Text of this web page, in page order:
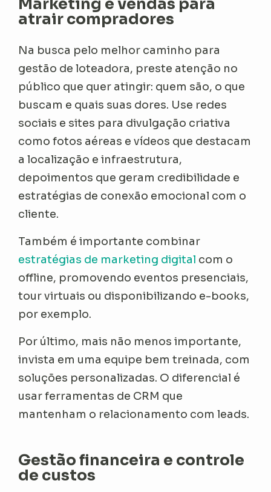
Marketing e vendas para
atrair compradores
Na busca pelo melhor caminho para
gestão de loteadora, preste atenção no
público que quer atingir: quem são, o que
buscam e quais suas dores. Use redes
sociais e sites para divulgação criativa
como fotos aéreas e vídeos que destacam
a localização e infraestrutura,
depoimentos que geram credibilidade e
estratégias de conexão emocional com o
cliente.
Também é importante combinar
estratégias de marketing digital com o
offline, promovendo eventos presenciais,
tour virtuais ou disponibilizando e-books,
por exemplo.
Por último, mais não menos importante,
invista em uma equipe bem treinada, com
soluções personalizadas. O diferencial é
usar ferramentas de CRM que
mantenham o relacionamento com leads.
Gestão financeira e controle
de custos